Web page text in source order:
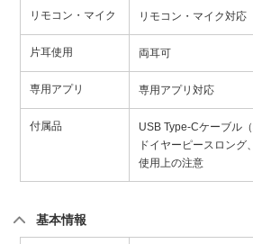
リモコン・マイク リモコン・マイク対応
片耳使用 両耳可
専用アプリ 専用アプリ対応
付属品
USB Type-Cケーブル
ドイヤーピースロング
使用上の注意
基本情報